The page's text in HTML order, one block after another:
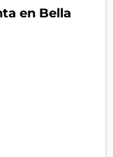
en Bella